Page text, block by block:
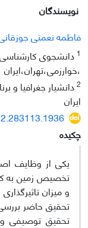
نویسندگان
فاطمه نعمتی
1 دانشجوی کارشناسی
،خوارزمی،تهران،ایران
2دانشیار جغرافیا و
ایران
چکیده
یکی از وظایف
تخصیص زمین به
و میزان
تحقیق حاضر
تحقیق توصیفی و